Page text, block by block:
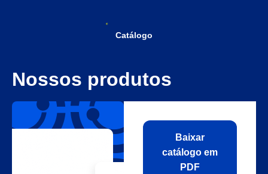
Catálogo
Nossos produtos
Baixar
catálogo em
PDF